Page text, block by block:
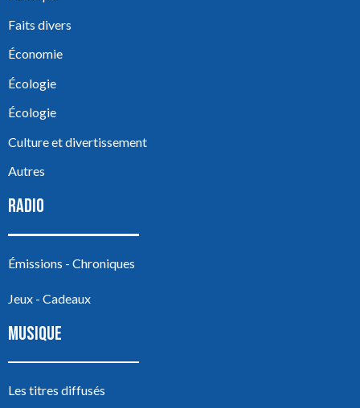
Faits divers
Économie
Écologie
Écologie
Culture et divertissement
Autres
RADIO
Émissions - Chroniques
Jeux - Cadeaux
MUSIQUE
Les titres diffusés